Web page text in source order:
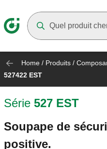
Home / Produits /
527422 EST
Série 527 EST
Soupape de
positive.